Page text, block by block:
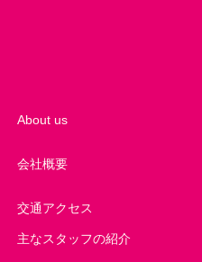
About us
会社概要
交通アクセス
主なスタッフの紹介